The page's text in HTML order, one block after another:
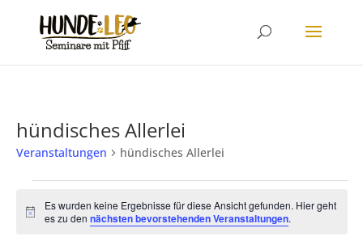
hündisches Allerlei
Veranstaltungen hündisches Allerlei
Hinweis
Es wurden keine Ergebnisse für diese Ansicht gefunden. Hier geht
es zu dennächsten bevorstehenden Veranstaltungen.